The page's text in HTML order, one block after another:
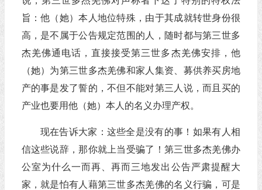
旨：他（她）本人地位特殊，由于其成就转世身份很
高，是不属于公告规定范围的人，随时都与第三世多
杰羌佛通电话，直接接受第三世多杰羌佛安排，他
（她）为第三世多杰羌佛和家人集资、募供养买房地
产的事是发了誓的，不但不能对第三人说，而且买的
产业也要用他（她）本人的名义办理产权。
现在告诉大家：这些全是没有的事！如果有人相
信这些说辞，那你就上当受骗了！第三世多杰羌佛办
公室为什么一而再、再而三地发出公告严肃提醒大
家，就是怕有人藉第三世多杰羌佛的名义行骗，可是